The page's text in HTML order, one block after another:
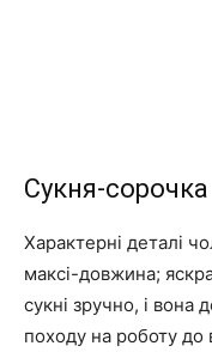
Сукня-сорочка
Характерні деталі
максі-довжина;
сукні зручно, і вона
походу на роботу до